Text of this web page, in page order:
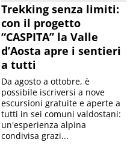
Trekking senza limiti:
con il progetto
“CASPITA” la Valle
d’Aosta apre i sentieri
a tutti
Da agosto a ottobre, è
possibile iscriversi a nove
escursioni gratuite e aperte a
tutti in sei comuni valdostani:
un'esperienza alpina
condivisa grazi...